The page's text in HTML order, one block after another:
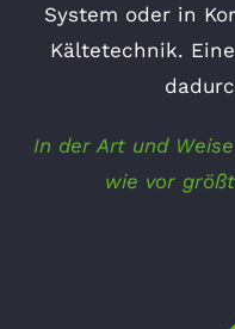
System oder in
Kältetechnik.
In der Art und
wie vor